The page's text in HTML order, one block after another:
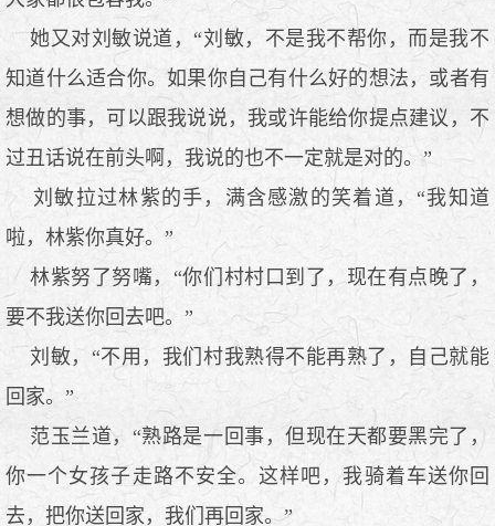
她又对刘敏说道，“刘敏，不是我不帮你，而是我不
知道什么适合你。如果你自己有什么好的想法，或者有
想做的事，可以跟我说说，我或许能给你提点建议，不
过丑话说在前头啊，我说的也不一定就是对的。”
刘敏拉过林紫的手，满含感激的笑着道，“我知道
啦，林紫你真好。”
林紫努了努嘴，“你们村村口到了，现在有点晚了，
要不我送你回去吧。”
刘敏，“不用，我们村我熟得不能再熟了，自己就能
回家。”
范玉兰道，“熟路是一回事，但现在天都要黑完了，
你一个女孩子走路不安全。这样吧，我骑着车送你回
去，把你送回家，我们再回家。”